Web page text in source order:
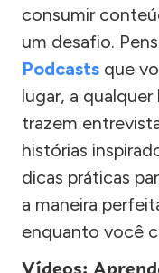
consumir
um desafio.
Podcasts que
lugar, a
trazem
histórias
dicas práticas
a maneira
enquanto você